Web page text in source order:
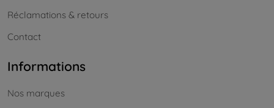
Réclamations & retours
Contact
Informations
Nos marques